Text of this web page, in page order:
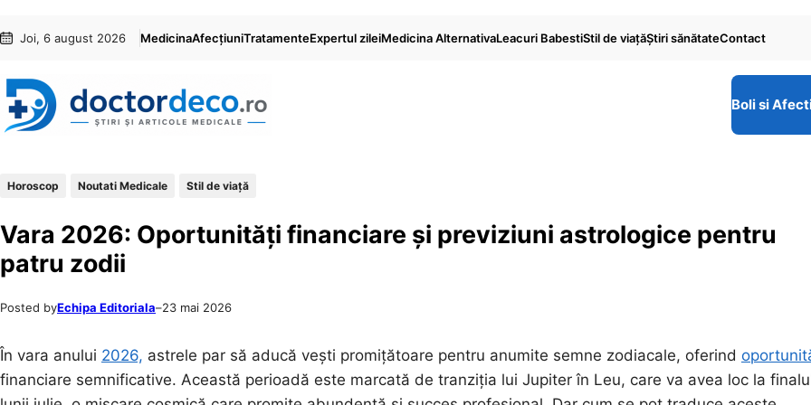
conținut
content
Joi, 6 august 2026 MedicinaAfecțiuniTratamenteExpertul zileiMedicina AlternativaLeacuri BabestiStil de viaţăŞtiri sănătateContact
Boli si
Horoscop Noutati Medicale Stil de viaţă
Vara 2026: Oportunități financiare și previziuni astrologice pentru
patru zodii
Posted byEchipa Editoriala–23 mai 2026
În vara anului 2026, astrele par să aducă vești promițătoare pentru anumite semne zodiacale, oferind
financiare semnificative. Această perioadă este marcată de tranziția lui Jupiter în Leu, care va avea loc la